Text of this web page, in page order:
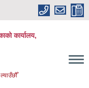
कार्यालय,